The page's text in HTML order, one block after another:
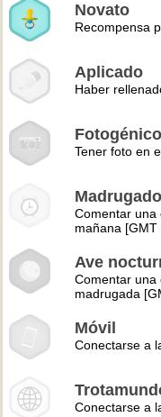
Novato
Recompensa
Aplicado
Haber
Fotogénico
Tener foto en
Comentar una
mañana
Ave
Comentar una
madrugada
Móvil
Conectarse a
Conectarse a